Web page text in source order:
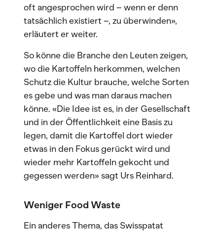
oft angesprochen wird – wenn er denn
tatsächlich existiert –, zu überwinden»,
erläutert er weiter.
So könne die Branche den Leuten zeigen,
wo die Kartoffeln herkommen, welchen
Schutz die Kultur brauche, welche Sorten
es gebe und was man daraus machen
könne. «Die Idee ist es, in der Gesellschaft
und in der Öffentlichkeit eine Basis zu
legen, damit die Kartoffel dort wieder
etwas in den Fokus gerückt wird und
wieder mehr Kartoffeln gekocht und
gegessen werden» sagt Urs Reinhard.
Weniger Food Waste
Ein anderes Thema, das Swisspatat